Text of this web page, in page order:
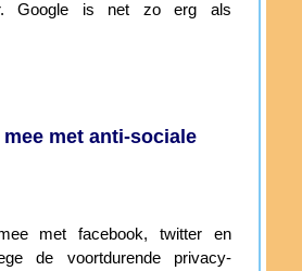
Google is net zo erg als
met anti-sociale
met facebook, twitter en
de voortdurende privacy-